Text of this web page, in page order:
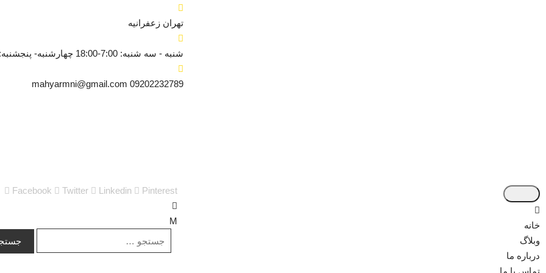
تهران زعفرانیه
شنبه - سه شنبه: 7:00-18:00 چهارشنبه- پنجشنبه: 8:30-
09202232789
mahyarmni@gmail.com
خانه
وبلاگ
درباره ما
تماس با ما
Facebook Twitter Linkedin Pinterest